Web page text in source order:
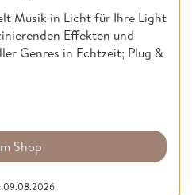
Musik in Licht für Ihre Light
Effekten und
Genres in Echtzeit; Plug &
Shop
09.08.2026